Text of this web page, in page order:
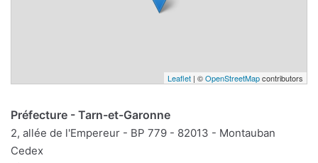
Leaflet | ©OpenStreetMapcontributors
Préfecture - Tarn-et-Garonne
2, allée de l'Empereur - BP 779 - 82013 - Montauban
Cedex